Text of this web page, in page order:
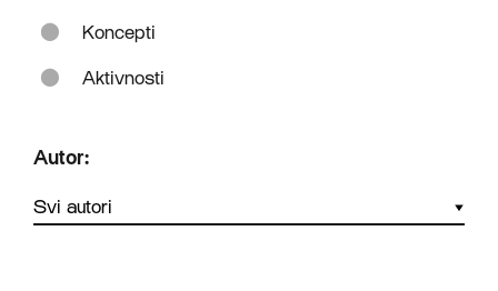
Koncepti
Aktivnosti
Autor: